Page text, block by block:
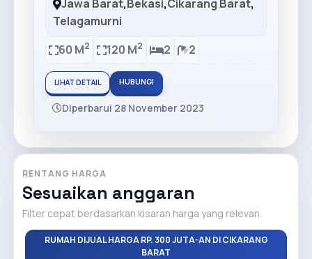
Jawa Barat, Bekasi,Cikarang Barat,
Telagamurni
60 M2 120 M2 2 2
LIHAT DETAIL HUBUNGI
Diperbarui 28 November 2023
RENTANG HARGA
Sesuaikan anggaran
Filter cepat berdasarkan kisaran harga yang relevan.
RUMAH DIJUAL HARGA RP. 300 JUTA-AN DI CIKARANG
BARAT